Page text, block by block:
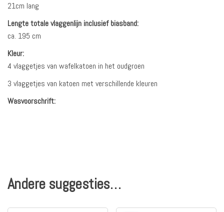
21cm lang
Lengte totale vlaggenlijn inclusief biasband:
ca. 195 cm
Kleur:
4 vlaggetjes van wafelkatoen in het oudgroen
3 vlaggetjes van katoen met verschillende kleuren
Wasvoorschrift:
Andere suggesties…